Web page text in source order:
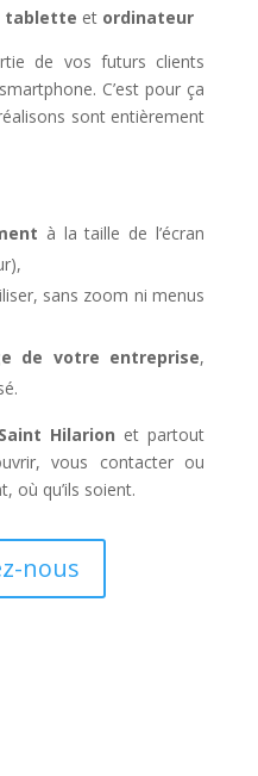
tablette et ordinateur
de vos futurs clients
C’est pour ça
sont entièrement
à la taille de l’écran
sans zoom ni menus
de votre entreprise,
Saint Hilarion et partout
vous contacter ou
où qu’ils soient.
nous